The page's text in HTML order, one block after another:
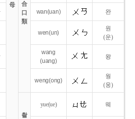
母
合
口
類
wan(uan) 완
wen(un)
원
(운)
wang
(uang)
왕
weng(ong)
웡
(웅)
촬
yue(ue) 웨